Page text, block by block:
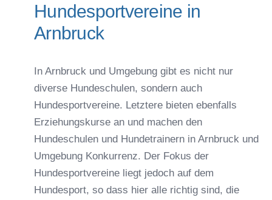
Hundesportvereine in
Arnbruck
In Arnbruck und Umgebung gibt es nicht nur
diverse Hundeschulen, sondern auch
Hundesportvereine. Letztere bieten ebenfalls
Erziehungskurse an und machen den
Hundeschulen und Hundetrainern in Arnbruck und
Umgebung Konkurrenz. Der Fokus der
Hundesportvereine liegt jedoch auf dem
Hundesport, so dass hier alle richtig sind, die